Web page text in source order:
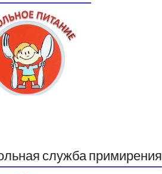
служба примирения